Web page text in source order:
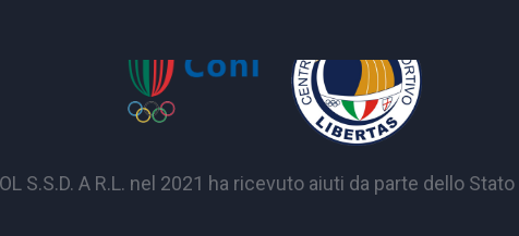
S.S.D. A R.L. nel 2021 ha ricevuto aiuti da parte dello